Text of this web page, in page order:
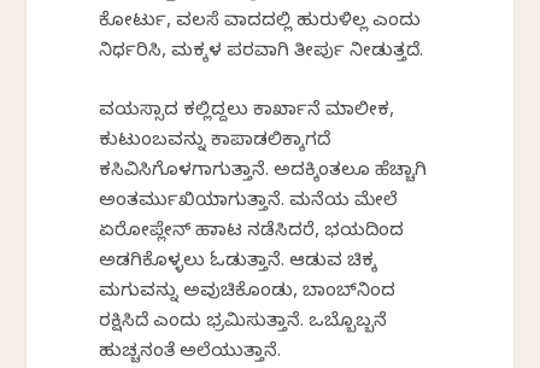
ಕೋರ್ಟು, ವಲಸೆ ವಾದದಲ್ಲಿ ಹುರುಳಿಲ್ಲ ಎಂದು
ನಿರ್ಧರಿಸಿ, ಮಕ್ಕಳ ಪರವಾಗಿ ತೀರ್ಪು ನೀಡುತ್ತದೆ.
ವಯಸ್ಸಾದ ಕಲ್ಲಿದ್ದಲು ಕಾರ್ಖಾನೆ ಮಾಲೀಕ,
ಕುಟುಂಬವನ್ನು ಕಾಪಾಡಲಿಕ್ಕಾಗದೆ
ಕಸಿವಿಸಿಗೊಳಗಾಗುತ್ತಾನೆ. ಅದಕ್ಕಿಂತಲೂ ಹೆಚ್ಚಾಗಿ
ಅಂತರ್ಮುಖಿಯಾಗುತ್ತಾನೆ. ಮನೆಯ ಮೇಲೆ
ಏರೋಪ್ಲೇನ್ ಹಾರಾಟ ನಡೆಸಿದರೆ, ಭಯದಿಂದ
ಅಡಗಿಕೊಳ್ಳಲು ಓಡುತ್ತಾನೆ. ಆಡುವ ಚಿಕ್ಕ
ಮಗುವನ್ನು ಅವುಚಿಕೊಂಡು, ಬಾಂಬ್‌ನಿಂದ
ರಕ್ಷಿಸಿದೆ ಎಂದು ಭ್ರಮಿಸುತ್ತಾನೆ. ಒಬ್ಬೊಬ್ಬನೆ
ಹುಚ್ಚನಂತೆ ಅಲೆಯುತ್ತಾನೆ.